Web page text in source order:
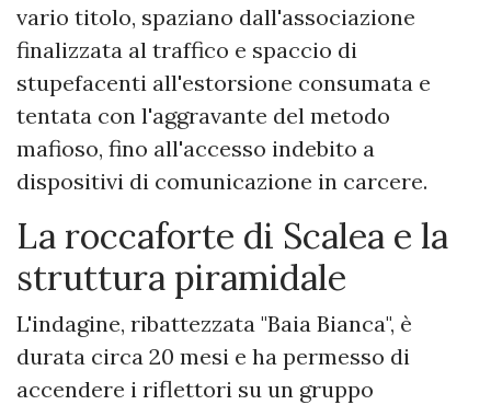
vario titolo, spaziano dall'associazione
finalizzata al traffico e spaccio di
stupefacenti all'estorsione consumata e
tentata con l'aggravante del metodo
mafioso, fino all'accesso indebito a
dispositivi di comunicazione in carcere.
La roccaforte di Scalea e la
struttura piramidale
​L'indagine, ribattezzata "Baia Bianca", è
durata circa 20 mesi e ha permesso di
accendere i riflettori su un gruppo